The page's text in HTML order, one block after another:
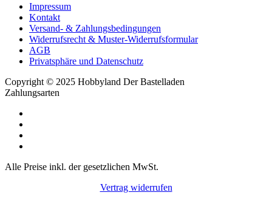
Impressum
Kontakt
Versand- & Zahlungsbedingungen
Widerrufsrecht & Muster-Widerrufsformular
AGB
Privatsphäre und Datenschutz
Copyright © 2025 Hobbyland Der Bastelladen
Zahlungsarten
Alle Preise inkl. der gesetzlichen MwSt.
Vertrag widerrufen